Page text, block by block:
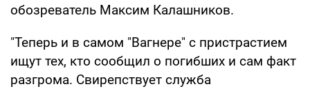
обозреватель Максим Калашников.
"Теперь и в самом "Вагнере" с пристрастием
ищут тех, кто сообщил о погибших и сам факт
разгрома. Свирепствует служба